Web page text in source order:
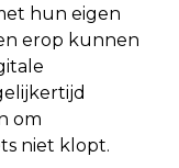
hun eigen
erop kunnen
om
niet klopt.